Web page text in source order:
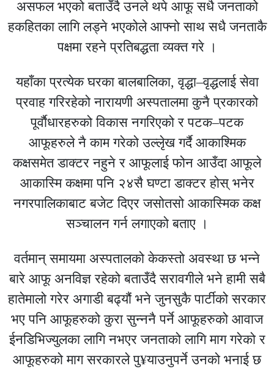
असफल भएको बताउँदै उनले थपे आफू सधै जनताको
हकहितका लागि लड्ने भएकोले आफ्नो साथ सधै जनताकै
पक्षमा रहने प्रतिबद्धता व्यक्त गरे ।
यहाँका प्रत्येक घरका बालबालिका, वृद्धा–वृद्धलाई सेवा
प्रवाह गरिरहेको नारायणी अस्पतालमा कुनै प्रकारको
पूर्वाैधारहरुको विकास नगरिएको र पटक–पटक
आफूहरुले नै काम गरेको उल्लेृख गर्दै आकाश्मिक
कक्षसमेत डाक्टर नहुने र आफूलाई फोन आउँदा आफूले
आकास्मि कक्षमा पनि २४सै घण्टा डाक्टर होस् भनेर
नगरपालिकाबाट बजेट दिएर जसोतसो आकास्मिक कक्ष
सञ्चालन गर्न लगाएको बताए ।
वर्तमान् समायमा अस्पतालको केकस्तो अवस्था छ भन्ने
बारे आफू अनविज्ञ रहेको बताउँदै सरावगीले भने हामी सबै
हातेमालो गरेर अगाडी बढ्यौं भने जुनसुकै पार्टीको सरकार
भए पनि आफूहरुको कुरा सुन्ननै पर्ने आफूहरुको आवाज
ईनडिभिज्युलका लागि नभएर जनताको लागि माग गरेको र
आफूहरुको माग सरकारले पु¥याउनुपर्ने उनको भनाई छ